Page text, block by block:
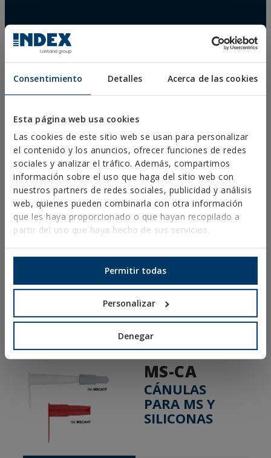
Consentimiento Detalles Acerca de las cookies
Esta página web usa cookies
Las cookies de este sitio web se usan para personalizar
el contenido y los anuncios, ofrecer funciones de redes
sociales y analizar el tráfico. Además, compartimos
información sobre el uso que haga del sitio web con
nuestros partners de redes sociales, publicidad y análisis
web, quienes pueden combinarla con otra información
que les haya proporcionado o que hayan recopilado a
partir del uso que haya hecho de sus servicios.
Permitir todas
Personalizar
Denegar
CATÁLOGOS
FICHAS TÉCNICAS
HOMOLOGACIONES
DOP
SOFTWARE
DOCUMENTOS CAD
RECURSOS CYPE
Aviso Legal
Política de Privacidad
MS-CA
CÁNULAS
PARA MS Y
SILICONAS